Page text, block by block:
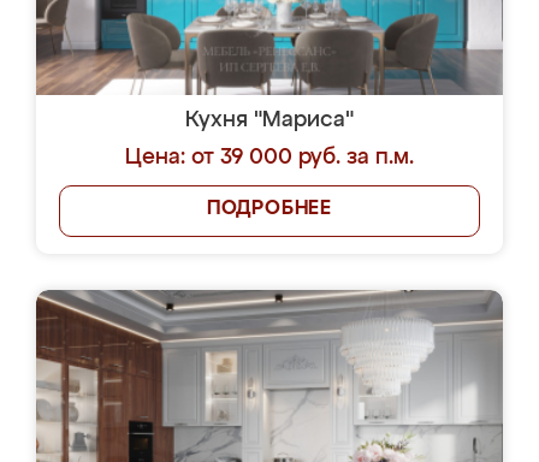
Кухня "Мариса"
Цена: от 39 000 руб. за п.м.
ПОДРОБНЕЕ